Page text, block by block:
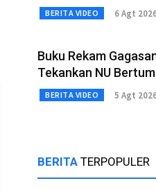
BERITA VIDEO 6 Agt
Buku Rekam
Tekankan NU
BERITA VIDEO 5 Agt
BERITA TERPOPULER